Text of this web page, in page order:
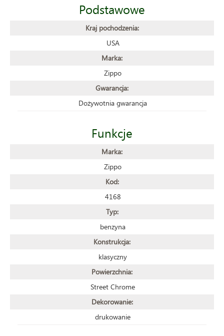
Podstawowe
Kraj pochodzenia:
USA
Marka:
Zippo
Gwarancja:
Dożywotnia gwarancja
Funkcje
Marka:
Zippo
Kod:
4168
Typ:
benzyna
Konstrukcja:
klasyczny
Powierzchnia:
Street Chrome
Dekorowanie:
drukowanie